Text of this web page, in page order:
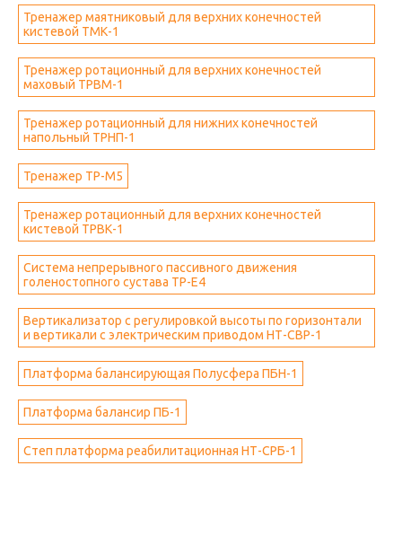
Тренажер маятниковый для верхних конечностей
кистевой ТМК-1
Тренажер ротационный для верхних конечностей
маховый ТРВМ-1
Тренажер ротационный для нижних конечностей
напольный ТРНП-1
Тренажер ТР-М5
Тренажер ротационный для верхних конечностей
кистевой ТРВК-1
Система непрерывного пассивного движения
голеностопного сустава ТР-Е4
Вертикализатор с регулировкой высоты по горизонтали
и вертикали с электрическим приводом НТ-СВР-1
Платформа балансирующая Полусфера ПБН-1
Платформа балансир ПБ-1
Степ платформа реабилитационная НТ-СРБ-1